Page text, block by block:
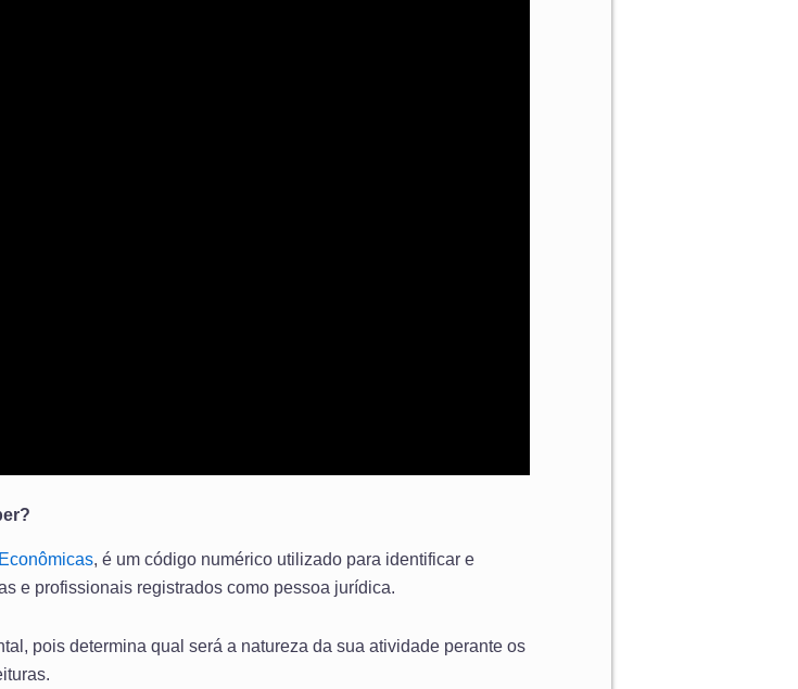
, é um código numérico utilizado para identificar e
e profissionais registrados como pessoa jurídica.
pois determina qual será a natureza da sua atividade perante os